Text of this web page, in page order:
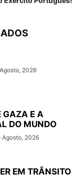
2026
GAZA E A
DO MUNDO
Agosto, 2026
EM TRÂNSITO